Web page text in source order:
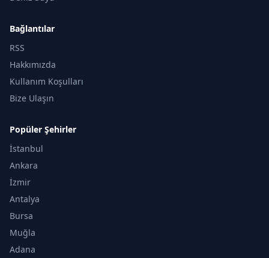
Bağlantılar
RSS
Hakkımızda
Kullanım Koşulları
Bize Ulaşın
Popüler Şehirler
İstanbul
Ankara
İzmir
Antalya
Bursa
Muğla
Adana